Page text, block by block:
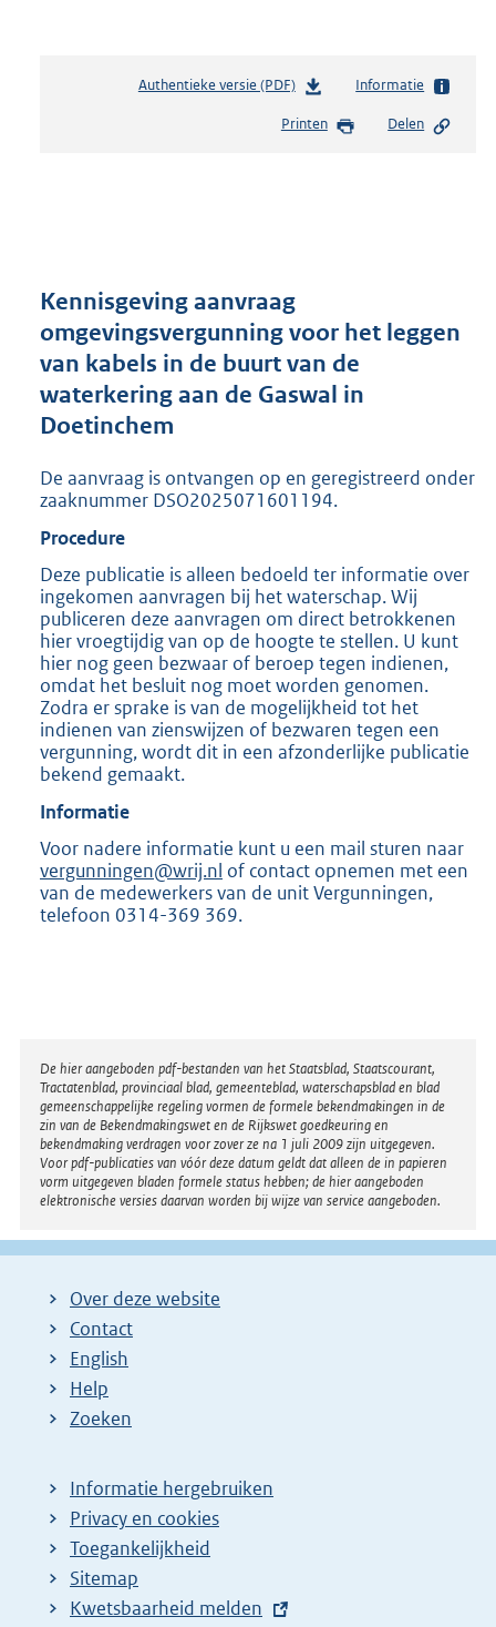
Authentieke versie (PDF)b
s
r
o
t
t
0
5
Informatie
Printen Delen
Kennisgeving aanvraag
omgevingsvergunning voor het leggen
van kabels in de buurt van de
waterkering aan de Gaswal in
Doetinchem
De aanvraag is ontvangen op en geregistreerd onder
zaaknummer DSO2025071601194.
Procedure
Deze publicatie is alleen bedoeld ter informatie over
ingekomen aanvragen bij het waterschap. Wij
publiceren deze aanvragen om direct betrokkenen
hier vroegtijdig van op de hoogte te stellen. U kunt
hier nog geen bezwaar of beroep tegen indienen,
omdat het besluit nog moet worden genomen.
Zodra er sprake is van de mogelijkheid tot het
indienen van zienswijzen of bezwaren tegen een
vergunning, wordt dit in een afzonderlijke publicatie
bekend gemaakt.
Informatie
Voor nadere informatie kunt u een mail sturen naar
vergunningen@wrij.nl of contact opnemen met een
van de medewerkers van de unit Vergunningen,
telefoon 0314-369 369.
Disclaimer
De hier aangeboden pdf-bestanden van het Staatsblad, Staatscourant,
Tractatenblad, provinciaal blad, gemeenteblad, waterschapsblad en blad
gemeenschappelijke regeling vormen de formele bekendmakingen in de
zin van de Bekendmakingswet en de Rijkswet goedkeuring en
bekendmaking verdragen voor zover ze na 1 juli 2009 zijn uitgegeven.
Voor pdf-publicaties van vóór deze datum geldt dat alleen de in papieren
vorm uitgegeven bladen formele status hebben; de hier aangeboden
elektronische versies daarvan worden bij wijze van service aangeboden.
Over deze website
Contact
English
Help
Zoeken
Informatie hergebruiken
Privacy en cookies
Toegankelijkheid
Sitemap
E
Kwetsbaarheid melden